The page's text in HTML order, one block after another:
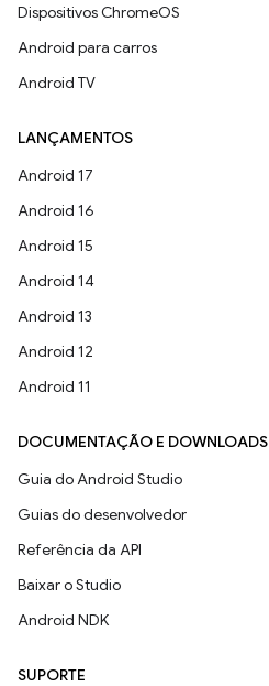
Dispositivos ChromeOS
Android para carros
Android TV
LANÇAMENTOS
Android 17
Android 16
Android 15
Android 14
Android 13
Android 12
Android 11
DOCUMENTAÇÃO E DOWNLOADS
Guia do Android Studio
Guias do desenvolvedor
Referência da API
Baixar o Studio
Android NDK
SUPORTE